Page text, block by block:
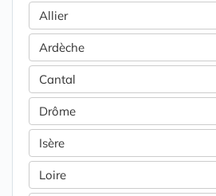
Allier
Ardèche
Cantal
Drôme
Isère
Loire